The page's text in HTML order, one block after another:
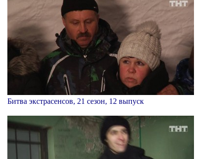
Битва экстрасенсов, 21 сезон, 12 выпуск